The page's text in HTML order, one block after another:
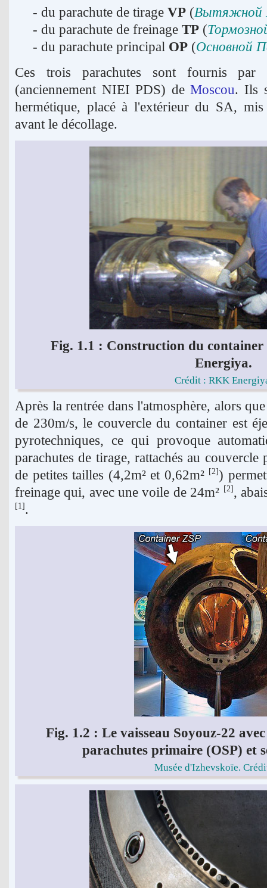
- du parachute de tirage VP (Вытяжной
- du parachute de freinage TP (
- du parachute principal OP (Основной
Ces trois parachutes sont fournis par
(anciennement NIEI PDS) deMoscou. Ils
hermétique, placé à l'extérieur du SA,
avant le décollage.
Fig. 1.1 : Construction du
Energiya.
Crédit : RKK
Après la rentrée dans l'atmosphère, alors
de 230m/s, le couvercle du container est
pyrotechniques, ce qui provoque
parachutes de tirage, rattachés au couvercle
de petites tailles (4,2m² et 0,62m² [2])
freinage qui, avec une voile de 24m² [2] ,
[1] .
Fig. 1.2 : Le vaisseau Soyouz-22
parachutes primaire (OSP) et
Musée d'Izhevskoïe.